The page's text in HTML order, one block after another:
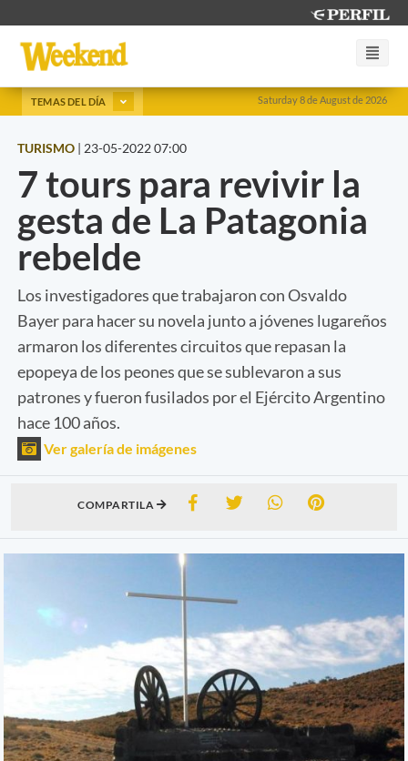
Saturday 8 de August de 2026
TEMAS DEL DÍA
TURISMO | 23-05-2022 07:00
7 tours para revivir la
gesta de La Patagonia
rebelde
Los investigadores que trabajaron con Osvaldo
Bayer para hacer su novela junto a jóvenes lugareños
armaron los diferentes circuitos que repasan la
epopeya de los peones que se sublevaron a sus
patrones y fueron fusilados por el Ejército Argentino
hace 100 años.
Ver galería de imágenes
COMPARTILA